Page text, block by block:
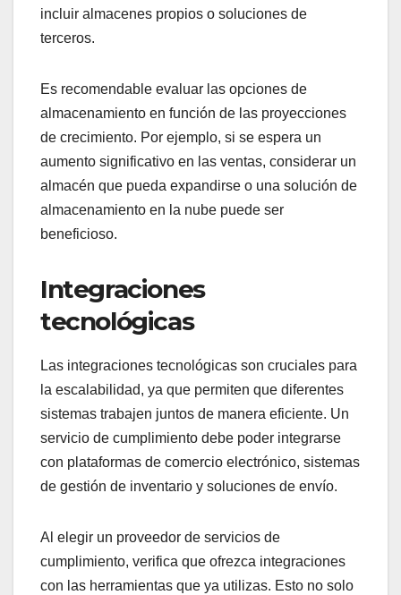
incluir almacenes propios o soluciones de
terceros.
Es recomendable evaluar las opciones de
almacenamiento en función de las proyecciones
de crecimiento. Por ejemplo, si se espera un
aumento significativo en las ventas, considerar un
almacén que pueda expandirse o una solución de
almacenamiento en la nube puede ser
beneficioso.
Integraciones
tecnológicas
Las integraciones tecnológicas son cruciales para
la escalabilidad, ya que permiten que diferentes
sistemas trabajen juntos de manera eficiente. Un
servicio de cumplimiento debe poder integrarse
con plataformas de comercio electrónico, sistemas
de gestión de inventario y soluciones de envío.
Al elegir un proveedor de servicios de
cumplimiento, verifica que ofrezca integraciones
con las herramientas que ya utilizas. Esto no solo